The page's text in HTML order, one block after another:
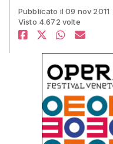
Pubblicato il 09 nov 2011
Visto 4.672 volte